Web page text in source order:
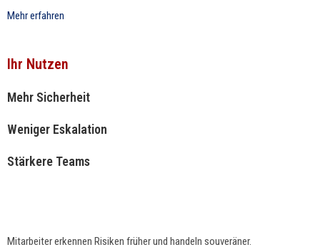
Mehr erfahren
Ihr Nutzen
Mehr Sicherheit
Weniger Eskalation
Stärkere Teams
Mitar­beit­er erken­nen Risiken früher und han­deln souveräner.